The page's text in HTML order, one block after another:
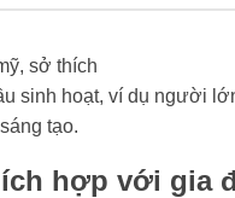
sở thích
sinh hoạt, ví dụ người
tạo.
hợp với gia